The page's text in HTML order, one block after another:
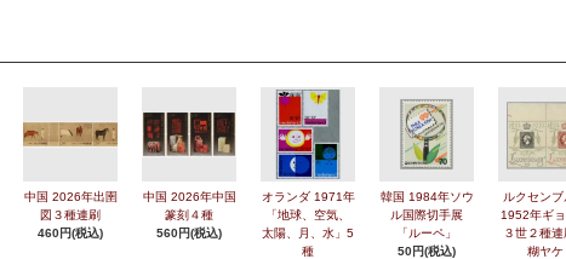
中国 2026年出圉
図３種連刷
460円(税込)
中国 2026年中国
篆刻４種
560円(税込)
オランダ 1971年
「地球、空気、
太陽、月、水」5
種
韓国 1984年ソウ
ル国際切手展
「ルーペ」
50円(税込)
ルクセンブ
1952年ギ
３世２種
糊ヤケ